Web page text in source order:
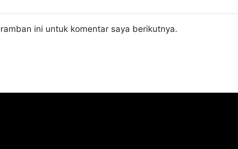
ini untuk komentar saya berikutnya.